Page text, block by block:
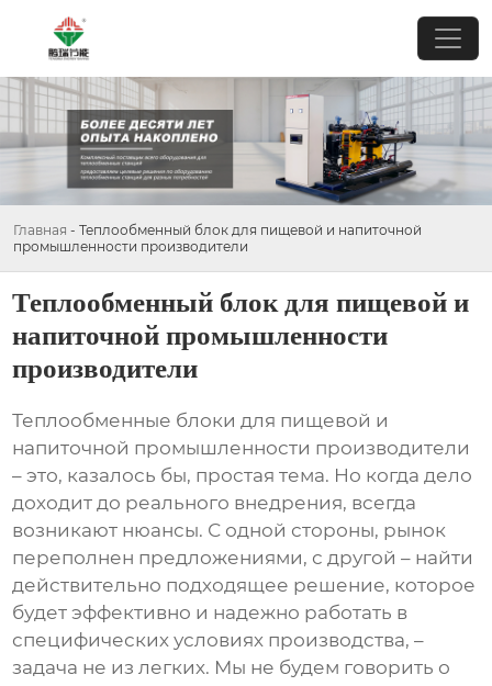
Главная - Теплообменный блок для пищевой и напиточной
промышленности производители
Теплообменный блок для пищевой и
напиточной промышленности
производители
Теплообменные блоки для пищевой и
напиточной промышленности производители
– это, казалось бы, простая тема. Но когда дело
доходит до реального внедрения, всегда
возникают нюансы. С одной стороны, рынок
переполнен предложениями, с другой – найти
действительно подходящее решение, которое
будет эффективно и надежно работать в
специфических условиях производства, –
задача не из легких. Мы не будем говорить о